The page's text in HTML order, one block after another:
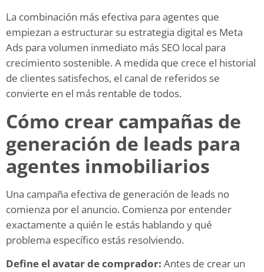
La combinación más efectiva para agentes que
empiezan a estructurar su estrategia digital es Meta
Ads para volumen inmediato más SEO local para
crecimiento sostenible. A medida que crece el historial
de clientes satisfechos, el canal de referidos se
convierte en el más rentable de todos.
Cómo crear campañas de
generación de leads para
agentes inmobiliarios
Una campaña efectiva de generación de leads no
comienza por el anuncio. Comienza por entender
exactamente a quién le estás hablando y qué
problema específico estás resolviendo.
Define el avatar de comprador: Antes de crear un